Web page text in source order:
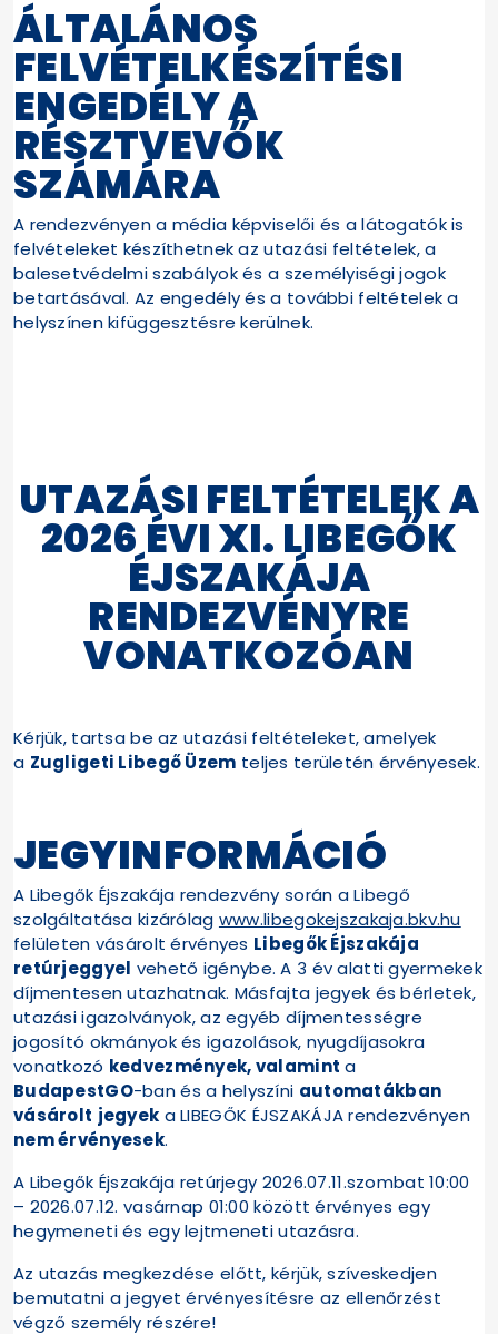
ÁLTALÁNOS
FELVÉTELKÉSZÍTÉSI
ENGEDÉLY A
RÉSZTVEVŐK
SZÁMÁRA
A rendezvényen a média képviselői és a látogatók is
felvételeket készíthetnek az utazási feltételek, a
balesetvédelmi szabályok és a személyiségi jogok
betartásával. Az engedély és a további feltételek a
helyszínen kifüggesztésre kerülnek.
UTAZÁSI FELTÉTELEK A
2026 ÉVI XI. LIBEGŐK
ÉJSZAKÁJA
RENDEZVÉNYRE
VONATKOZÓAN
Kérjük, tartsa be az utazási feltételeket, amelyek
a Zugligeti Libegő Üzem teljes területén érvényesek.
JEGYINFORMÁCIÓ
A Libegők Éjszakája rendezvény során a Libegő
szolgáltatása kizárólag www.libegokejszakaja.bkv.hu
felületen vásárolt érvényes Libegők Éjszakája
retúrjeggyel vehető igénybe. A 3 év alatti gyermekek
díjmentesen utazhatnak. Másfajta jegyek és bérletek,
utazási igazolványok, az egyéb díjmentességre
jogosító okmányok és igazolások, nyugdíjasokra
vonatkozó kedvezmények, valamint a
BudapestGO-ban és a helyszíni automatákban
vásárolt jegyek a LIBEGŐK ÉJSZAKÁJA rendezvényen
nem érvényesek.
A Libegők Éjszakája retúrjegy 2026.07.11.szombat 10:00
– 2026.07.12. vasárnap 01:00 között érvényes egy
hegymeneti és egy lejtmeneti utazásra.
Az utazás megkezdése előtt, kérjük, szíveskedjen
bemutatni a jegyet érvényesítésre az ellenőrzést
végző személy részére!